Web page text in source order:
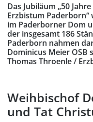
Das Jubiläum „50
Erzbistum
im Paderborner Dom
der insgesamt 186
Paderborn nahmen
Dominicus Meier
Thomas Throenle /
Weihbischof
und Tat